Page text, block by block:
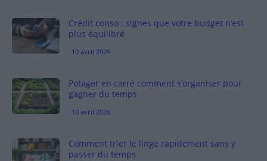
Crédit conso : signes que votre budget n’est
plus équilibré
10 avril 2026
Potager en carré comment s’organiser pour
gagner du temps
10 avril 2026
Comment trier le linge rapidement sans y
passer du temps